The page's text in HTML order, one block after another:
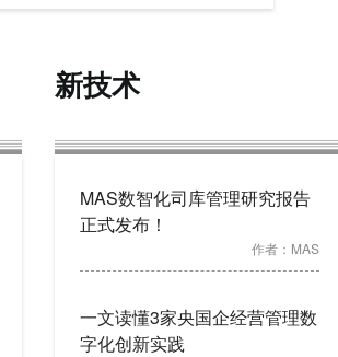
新技术
MAS数智化司库管理研究报告
正式发布！
作者： MAS
一文读懂3家央国企经营管理数
字化创新实践